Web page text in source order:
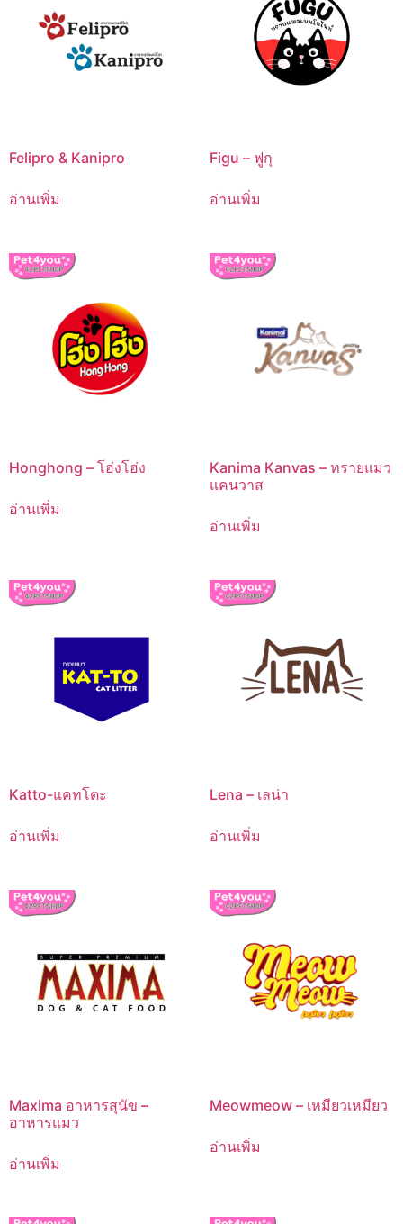
Felipro & Kanipro
อ่านเพิ่ม
Figu – ฟูกุ
อ่านเพิ่ม
Honghong – โฮ่งโฮ่ง
อ่านเพิ่ม
Kanima Kanvas – ทรายแมว
แคนวาส
อ่านเพิ่ม
Katto-แคทโตะ
อ่านเพิ่ม
Lena – เลน่า
อ่านเพิ่ม
Maxima อาหารสุนัข –
อาหารแมว
อ่านเพิ่ม
Meowmeow – เหมียวเหมียว
อ่านเพิ่ม